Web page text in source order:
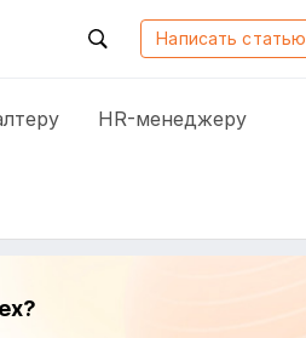
Написать статью
HR-менеджеру